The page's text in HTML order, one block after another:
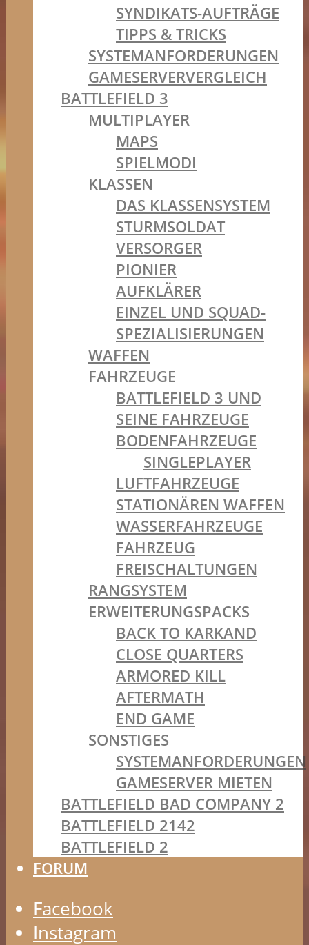
SYNDIKATS-AUFTRÄGE
TIPPS & TRICKS
SYSTEMANFORDERUNGEN
GAMESERVERVERGLEICH
BATTLEFIELD 3
MULTIPLAYER
MAPS
SPIELMODI
KLASSEN
DAS KLASSENSYSTEM
STURMSOLDAT
VERSORGER
PIONIER
AUFKLÄRER
EINZEL UND SQUAD-
SPEZIALISIERUNGEN
WAFFEN
FAHRZEUGE
BATTLEFIELD 3 UND
SEINE FAHRZEUGE
BODENFAHRZEUGE
SINGLEPLAYER
LUFTFAHRZEUGE
STATIONÄREN WAFFEN
WASSERFAHRZEUGE
FAHRZEUG
FREISCHALTUNGEN
RANGSYSTEM
ERWEITERUNGSPACKS
BACK TO KARKAND
CLOSE QUARTERS
ARMORED KILL
AFTERMATH
END GAME
SONSTIGES
SYSTEMANFORDERUNGEN
GAMESERVER MIETEN
BATTLEFIELD BAD COMPANY 2
BATTLEFIELD 2142
BATTLEFIELD 2
FORUM
Facebook
Instagram